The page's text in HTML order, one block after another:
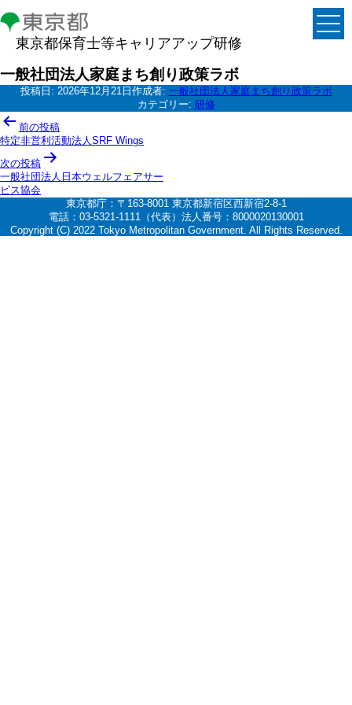
東京都保育士等キャリアアップ研修
一般社団法人家庭まち創り政策ラボ
投稿日: 2026年12月21日 作成者: 一般社団法人家庭まち創り政策ラボ
カテゴリー: 研修
投
稿
ナ
ビ
ゲ
ー
前の投稿
特定非営利活動法人SRF Wings
次の投稿
一般社団法人日本ウェルフェアサー
ビス協会
東京都庁：〒163-8001 東京都新宿区西新宿2-8-1
電話：03-5321-1111（代表）法人番号：8000020130001
Copyright (C) 2022 Tokyo Metropolitan Government. All Rights Reserved.